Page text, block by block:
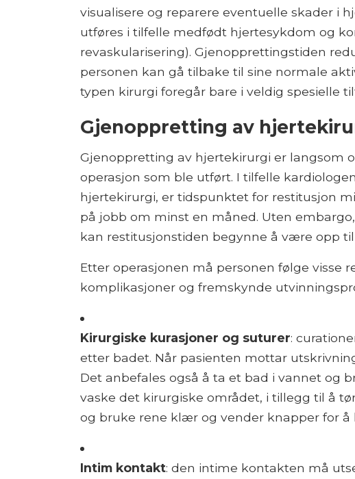
visualisere og reparere eventuelle skader i
utføres i tilfelle medfødt hjertesykdom og
revaskularisering). Gjenopprettingstiden
personen kan gå tilbake til sine normale
typen kirurgi foregår bare i veldig spesielle
Gjenoppretting av
Gjenoppretting av hjertekirurgi er langsom
operasjon som ble utført. I tilfelle
hjertekirurgi, er tidspunktet for restitusjon
på jobb om minst en måned. Uten
kan restitusjonstiden begynne å være opp
Etter operasjonen må personen følge visse
komplikasjoner og fremskynde
Kirurgiske kurasjoner og suturer:
etter badet. Når pasienten mottar
Det anbefales også å ta et bad i vannet og
vaske det kirurgiske området, i tillegg til å
og bruke rene klær og vender knapper for å
Intim kontakt: den intime kontakten må